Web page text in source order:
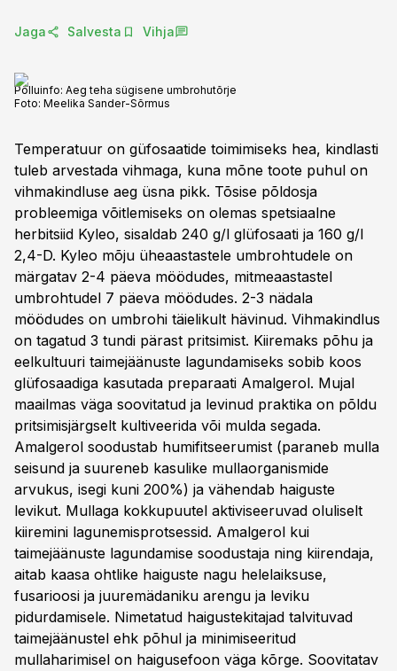
Jaga Salvesta Vihja
Põlluinfo: Aeg teha sügisene umbrohutõrje
Foto: Meelika Sander-Sõrmus
Temperatuur on güfosaatide toimimiseks hea, kindlasti
tuleb arvestada vihmaga, kuna mõne toote puhul on
vihmakindluse aeg üsna pikk. Tõsise põldosja
probleemiga võitlemiseks on olemas spetsiaalne
herbitsiid Kyleo, sisaldab 240 g/l glüfosaati ja 160 g/l
2,4-D. Kyleo mõju üheaastastele umbrohtudele on
märgatav 2-4 päeva möödudes, mitmeaastastel
umbrohtudel 7 päeva möödudes. 2-3 nädala
möödudes on umbrohi täielikult hävinud. Vihmakindlus
on tagatud 3 tundi pärast pritsimist. Kiiremaks põhu ja
eelkultuuri taimejäänuste lagundamiseks sobib koos
glüfosaadiga kasutada preparaati Amalgerol. Mujal
maailmas väga soovitatud ja levinud praktika on põldu
pritsimisjärgselt kultiveerida või mulda segada.
Amalgerol soodustab humifitseerumist (paraneb mulla
seisund ja suureneb kasulike mullaorganismide
arvukus, isegi kuni 200%) ja vähendab haiguste
levikut. Mullaga kokkupuutel aktiviseeruvad oluliselt
kiiremini lagunemisprotsessid. Amalgerol kui
taimejäänuste lagundamise soodustaja ning kiirendaja,
aitab kaasa ohtlike haiguste nagu helelaiksuse,
fusarioosi ja juuremädaniku arengu ja leviku
pidurdamisele. Nimetatud haigustekitajad talvituvad
taimejäänustel ehk põhul ja minimiseeritud
mullaharimisel on haigusefoon väga kõrge. Soovitatav